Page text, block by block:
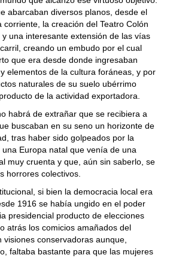
abarcaban diversos planos, desde el
la creación del Teatro Colón
una interesante extensión de las vías
creando un embudo por el cual
que era desde donde ingresaban
elementos de la cultura foráneas, y por
naturales de su suelo ubérrimo
de la actividad exportadora.
habrá de extrañar que se recibiera a
buscaban en su seno un horizonte de
tras haber sido golpeados por la
Europa natal que venía de una
muy cruenta y que, aún sin saberlo, se
horrores colectivos.
si bien la democracia local era
1916 se había ungido en el poder
presidencial producto de elecciones
atrás los comicios amañados del
conservadoras aunque,
faltaba bastante para que las mujeres